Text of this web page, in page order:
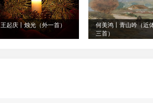
王起庆丨烛光（外一首）
何美鸿丨青山吟（近
三首）